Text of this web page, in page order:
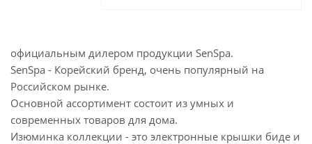
официальным дилером продукции SenSpa.
SenSpa - Корейский бренд, очень популярный на
Российском рынке.
Основной ассортимент состоит из умных и
современных товаров для дома.
Изюминка коллекции - это электронные крышки биде и